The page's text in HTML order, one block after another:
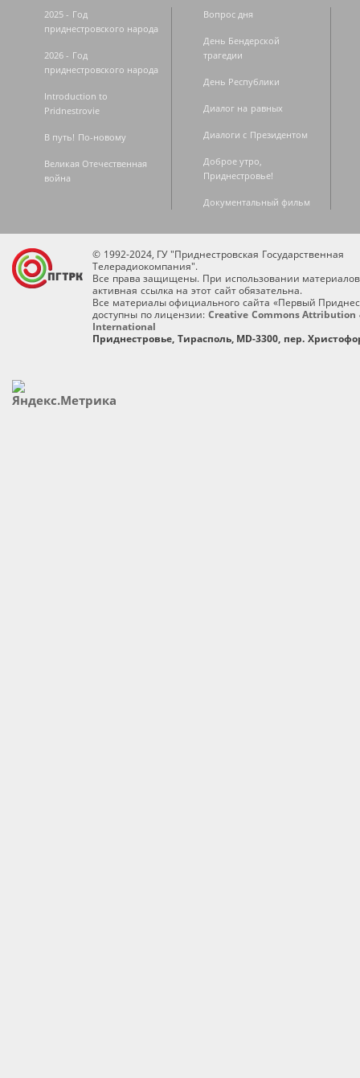
2025 - Год
приднестровского народа
2026 - Год
приднестровского народа
Introduction to
Pridnestrovie
В путь! По-новому
Великая Отечественная
война
Вопрос дня
День Бендерской
трагедии
День Республики
Диалог на равных
Диалоги с Президентом
Доброе утро,
Приднестровье!
Документальный фильм
© 1992-2024, ГУ "Приднестровская Государственная
Телерадиокомпания".
Все права защищены. При использовании
активная ссылка на этот сайт обязательна.
Все материалы официального сайта «Первый
доступны по лицензии: Creative Commons Attribution
International
Приднестровье, Тирасполь, MD-3300, пер.